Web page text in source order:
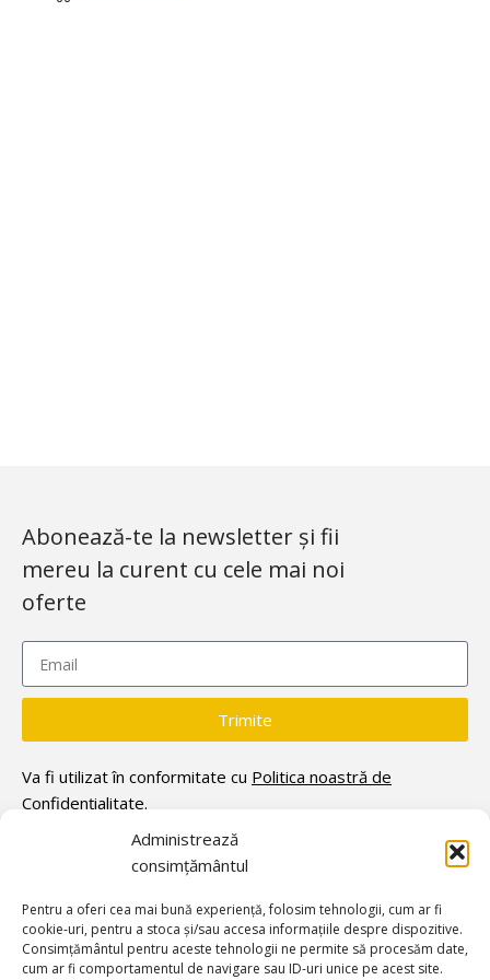
Administrează
consimțământul
Pentru a oferi cea mai bună experiență, folosim tehnologii, cum ar fi
cookie-uri, pentru a stoca și/sau accesa informațiile despre dispozitive.
Consimțământul pentru aceste tehnologii ne permite să procesăm date,
cum ar fi comportamentul de navigare sau ID-uri unice pe acest site.
Abonează-te la newsletter și fii
mereu la curent cu cele mai noi
oferte
Trimite
Va fi utilizat în conformitate cu Politica noastră de
Confidențialitate.